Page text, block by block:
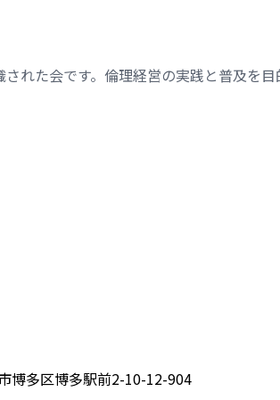
れた会です。倫理経営の実践と普及を
博多区博多駅前2-10-12-904